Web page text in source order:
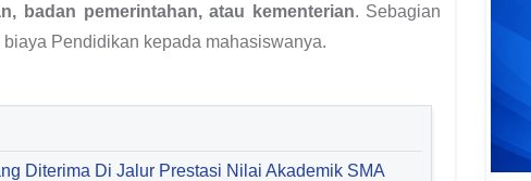
badan pemerintahan, atau kementerian. Sebagian
Pendidikan kepada mahasiswanya.
Diterima Di Jalur Prestasi Nilai Akademik SMA